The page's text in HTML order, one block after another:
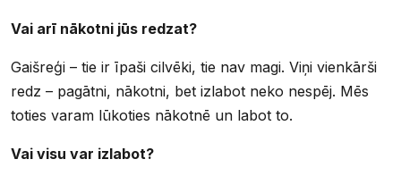
Vai arī nākotni jūs redzat?
Gaišreģi – tie ir īpaši cilvēki, tie nav magi. Viņi vienkārši
redz – pagātni, nākotni, bet izlabot neko nespēj. Mēs
toties varam lūkoties nākotnē un labot to.
Vai visu var izlabot?